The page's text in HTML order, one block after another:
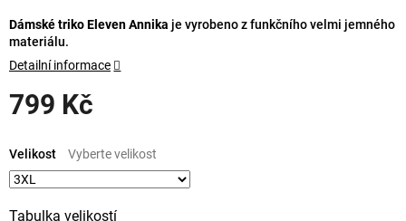
799 Kč
cena:
Tabulka velikostí
Velikost
Dámské triko Eleven Annika je vyrobeno z funkčního velmi jemného
materiálu.
Detailní informace